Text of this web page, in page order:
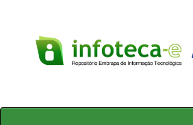
Skip